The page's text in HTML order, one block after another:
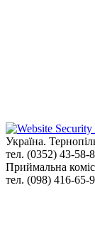
Україна.
тел. (0352) 43-58-
Приймальна
тел. (098) 416-65-